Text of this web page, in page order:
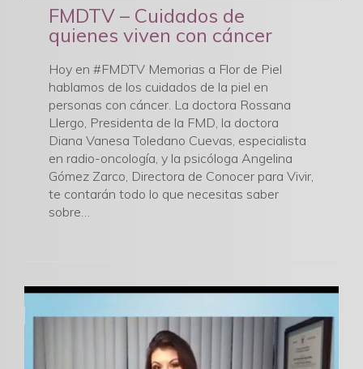
FMDTV – Cuidados de
quienes viven con cáncer
Hoy en #FMDTV Memorias a Flor de Piel
hablamos de los cuidados de la piel en
personas con cáncer. La doctora Rossana
Llergo, Presidenta de la FMD, la doctora
Diana Vanesa Toledano Cuevas, especialista
en radio-oncología, y la psicóloga Angelina
Gómez Zarco, Directora de Conocer para Vivir,
te contarán todo lo que necesitas saber
sobre…